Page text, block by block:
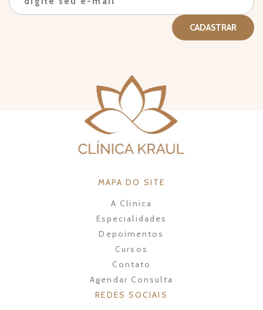
MAPA DO SITE
A Clinica
Especialidades
Depoimentos
Cursos
Contato
Agendar Consulta
REDES SOCIAIS